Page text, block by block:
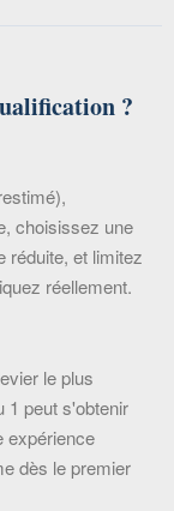
?
choisissez une
réduite, et limitez
réellement.
le plus
1 peut s'obtenir
expérience
dès le premier